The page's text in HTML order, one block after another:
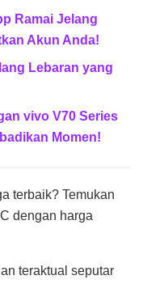
Ramai Jelang
Akun Anda!
Lebaran yang
vivo V70 Series
Momen!
terbaik? Temukan
dengan harga
teraktual seputar